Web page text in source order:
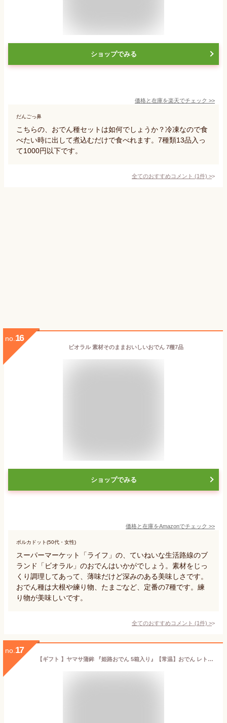
ショップでみる
価格と在庫を楽天でチェック >>
だんごっ鼻
こちらの、おでん種セットは如何でしょうか？冷凍なので食
べたい時に出して煮込むだけで食べれます。7種類13品入っ
て1000円以下です。
全てのおすすめコメント (1件) >
no. 16
ビオラル 素材そのままおいしいおでん 7種7品
ショップでみる
価格と在庫をAmazonでチェック >>
ポルカドット(50代・女性)
スーパーマーケット「ライフ」の、ていねいな生活路線のブ
ランド「ビオラル」のおでんはいかがでしょう。素材をじっ
くり調理してあって、薄味だけど深みのある美味しさです。
おでん種は大根や練り物、たまごなど、定番の7種です。練
り物が美味しいです。
全てのおすすめコメント (1件) >
no. 17
【ギフト 】ヤマサ蒲鉾 『姫路おでん 5箱入り』【常温】おでん レトルト セット大根・たまご・こんにゃく・ごぼう天・焼きちくわ・ひらてん・牛すじ冬ギフト 食品 内祝 お礼 ご挨拶 詰合せ